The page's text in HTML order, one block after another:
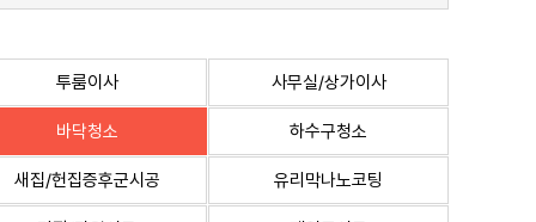
투룸이사 사무실/상가이사
바닥청소 하수구청소
새집/헌집증후군시공 유리막나노코팅